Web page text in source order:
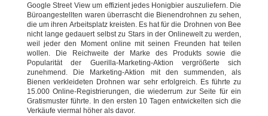
Google Street View um effizient jedes Honigbier auszuliefern. Die
Büroangestellten waren überrascht die Bienendrohnen zu sehen,
die um ihren Arbeitsplatz kreisten. Es hat für die Drohnen von Bee
nicht lange gedauert selbst zu Stars in der Onlinewelt zu werden,
weil jeder den Moment online mit seinen Freunden hat teilen
wollen. Die Reichweite der Marke des Produkts sowie die
Popularität der Guerilla-Marketing-Aktion vergrößerte sich
zunehmend. Die Marketing-Aktion mit den summenden, als
Bienen verkleideten Drohnen war sehr erfolgreich. Es führte zu
15.000 Online-Registrierungen, die wiederrum zur Seite für ein
Gratismuster führte. In den ersten 10 Tagen entwickelten sich die
Verkäufe viermal höher als davor.